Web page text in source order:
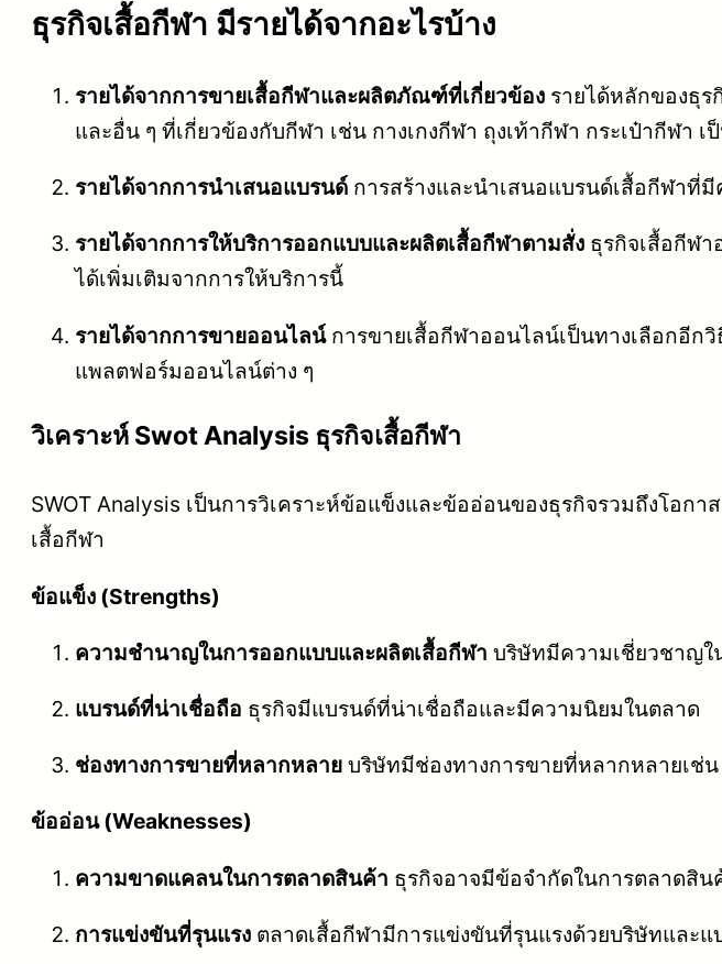
ธุรกิจเสื้อกีฬา มีรายได้จากอะไรบ้าง
รายได้จากการขายเสื้อกีฬาและผลิตภัณฑ์ที่เกี่ยวข้อง รายได้หลักของธุ
และอื่น ๆ ที่เกี่ยวข้องกับกีฬา เช่น กางเกงกีฬา ถุงเท้ากีฬา กระเป๋ากีฬา เ
รายได้จากการนำเสนอแบรนด์ การสร้างและนำเสนอแบรนด์เสื้อกีฬา
รายได้จากการให้บริการออกแบบและผลิตเสื้อกีฬาตามสั่ง ธุรกิจเสื้อกีฬ
ได้เพิ่มเติมจากการให้บริการนี้
รายได้จากการขายออนไลน์การขายเสื้อกีฬาออนไลน์เป็นทางเลือกอีก
แพลตฟอร์มออนไลน์ต่าง ๆ
วิเคราะห์ Swot Analysis ธุรกิจเสื้อกีฬา
SWOT Analysis เป็นการวิเคราะห์ข้อแข็งและข้ออ่อนของธุรกิจรวมถึงโอก
เสื้อกีฬา
ข้อแข็ง (Strengths)
ความชำนาญในการออกแบบและผลิตเสื้อกีฬา บริษัทมีความเชี่ยวชาญ
แบรนด์ที่น่าเชื่อถือ ธุรกิจมีแบรนด์ที่น่าเชื่อถือและมีความนิยมในตลาด
ช่องทางการขายที่หลากหลาย บริษัทมีช่องทางการขายที่หลากหลายเช่
ข้ออ่อน (Weaknesses)
ความขาดแคลนในการตลาดสินค้า ธุรกิจอาจมีข้อจำกัดในการตลาดสิ
การแข่งขันที่รุนแรง ตลาดเสื้อกีฬามีการแข่งขันที่รุนแรงด้วยบริษัทและ